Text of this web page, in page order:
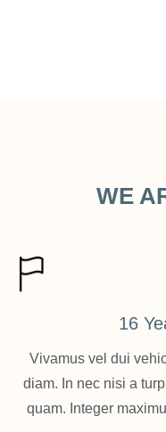
WE
16
Vivamus vel dui
diam. In nec nisi a
quam. Integer